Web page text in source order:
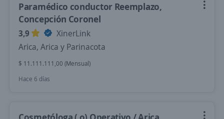
Paramédico conductor Reemplazo,
Concepción Coronel
3,9
XinerLink
Arica, Arica y Parinacota
$ 11.111.111,00 (Mensual)
Hace 6 días